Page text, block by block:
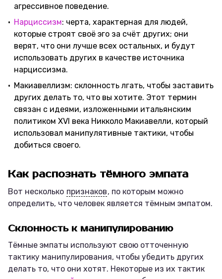
агрессивное поведение.
Нарциссизм: черта, характерная для людей,
которые строят своё эго за счёт других; они
верят, что они лучше всех остальных, и будут
использовать других в качестве источника
нарциссизма.
Макиавеллизм: склонность лгать, чтобы заставить
других делать то, что вы хотите. Этот термин
связан с идеями, изложенными итальянским
политиком XVI века Никколо Макиавелли, который
использовал манипулятивные тактики, чтобы
добиться своего.
Как распознать тёмного эмпата
Вот несколько признаков, по которым можно
определить, что человек является тёмным эмпатом.
Склонность к манипулированию
Тёмные эмпаты используют свою отточенную
тактику манипулирования, чтобы убедить других
делать то, что они хотят. Некоторые из их тактик